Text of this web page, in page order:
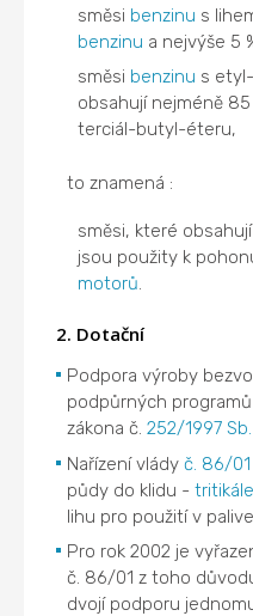
směsi benzinu s
benzinu a nejvýše 5
směsi benzinu s
obsahují nejméně 85
terciál-butyl-éteru,
to znamená :
směsi, které
jsou použity k
motorů
2. Dotační
Podpora výroby
podpůrných
zákona č.252/1997 Sb.
Nařízení vládyč. 86/01
půdy do klidu -tritikále
lihu pro použití v
Pro rok 2002 je
č. 86/01 z toho
dvojí podporu